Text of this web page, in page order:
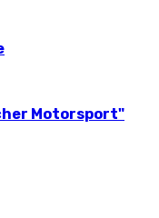
Motorsport"